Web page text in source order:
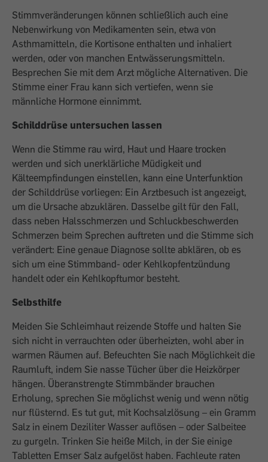
Stimmveränderungen können schließlich auch eine
Nebenwirkung von Medikamenten sein, etwa von
Asthmamitteln, die Kortisone enthalten und inhaliert
werden, oder von manchen Entwässerungsmitteln.
Besprechen Sie mit dem Arzt mögliche Alternativen. Die
Stimme einer Frau kann sich vertiefen, wenn sie
männliche Hormone einnimmt.
Schilddrüse untersuchen lassen
Wenn die Stimme rau wird, Haut und Haare trocken
werden und sich unerklärliche Müdigkeit und
Kälteempfindungen einstellen, kann eine Unterfunktion
der Schilddrüse vorliegen: Ein Arztbesuch ist angezeigt,
um die Ursache abzuklären. Dasselbe gilt für den Fall,
dass neben Halsschmerzen und Schluckbeschwerden
Schmerzen beim Sprechen auftreten und die Stimme sich
verändert: Eine genaue Diagnose sollte abklären, ob es
sich um eine Stimmband- oder Kehlkopfentzündung
handelt oder ein Kehlkopftumor besteht.
Selbsthilfe
Meiden Sie Schleimhaut reizende Stoffe und halten Sie
sich nicht in verrauchten oder überheizten, wohl aber in
warmen Räumen auf. Befeuchten Sie nach Möglichkeit die
Raumluft, indem Sie nasse Tücher über die Heizkörper
hängen. Überanstrengte Stimmbänder brauchen
Erholung, sprechen Sie möglichst wenig und wenn nötig
nur flüsternd. Es tut gut, mit Kochsalzlösung – ein Gramm
Salz in einem Deziliter Wasser auflösen – oder Salbeitee
zu gurgeln. Trinken Sie heiße Milch, in der Sie einige
Tabletten Emser Salz aufgelöst haben. Fachleute raten